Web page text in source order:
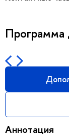
Программа
Аннотация